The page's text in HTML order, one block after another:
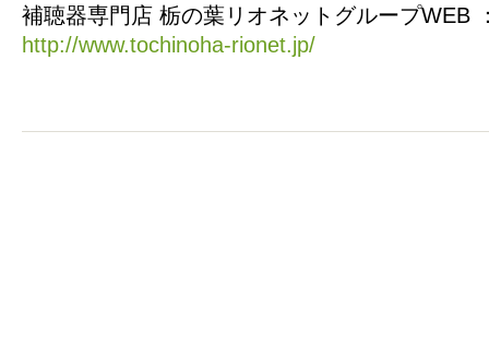
補聴器専門店 栃の葉リオネットグループWEB
http://www.tochinoha-rionet.jp/